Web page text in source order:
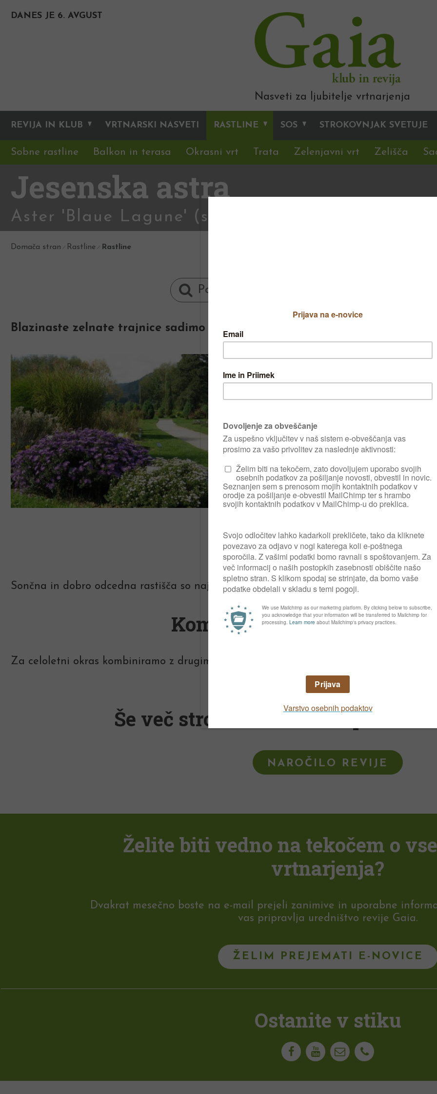
DANES JE 6. AVGUST
Nasveti za ljubitelje vrtnarjenja
REVIJA IN KLUB VRTNARSKI NASVETI RASTLINE SOS STROKOVNJAK SVETUJE
Sobne rastline Balkon in terasa Okrasni vrt Trata Zelenjavni vrt Zelišča
Jesenska astra
Aster 'Blaue Lagune' (skupina dumosus)
Domača stran Rastline Rastline
Blazinaste zelnate trajnice sadimo v vrtove za pozno poletni in jesenski
Cvetijo v belih in lila modrih odtenkih.
to skupino sodijo nižje predstavnice
BARVA - bela in lila modra
ČAS CVETENJA - pozno poleti, jeseni
CVET - cvetoče
VRSTA TAL - dobro odcedna
Nega
Sončna in dobro odcedna rastišča so najboljša, dobro prenesejo tudi polsenco.
Kombinacija z drugimi
Za celoletni okras kombiniramo z drugimi, spomladi cvetočimi trajnicami in sezonskimi
Še več strokovnih vsebin poiščite
NAROČILO REVIJE
Želite biti vedno na tekočem o
vrtnarjenja?
Dvakrat mesečno boste na e-mail prejeli zanimive in uporabne
vas pripravlja uredništvo revije Gaia.
ŽELIM PREJEMATI E-NOVICE
Ostanite v stiku